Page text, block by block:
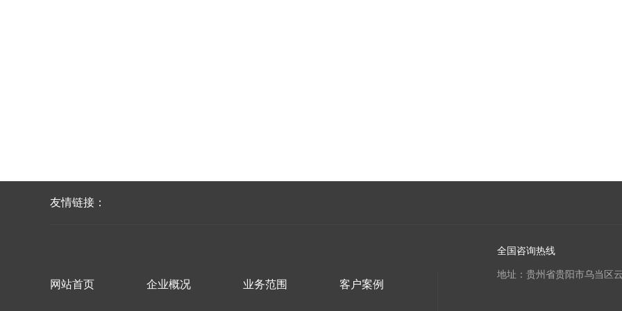
友情链接：
网站首页 企业概况 业务范围 客户案例
全国咨询热线
地址：贵州省贵阳市乌当区